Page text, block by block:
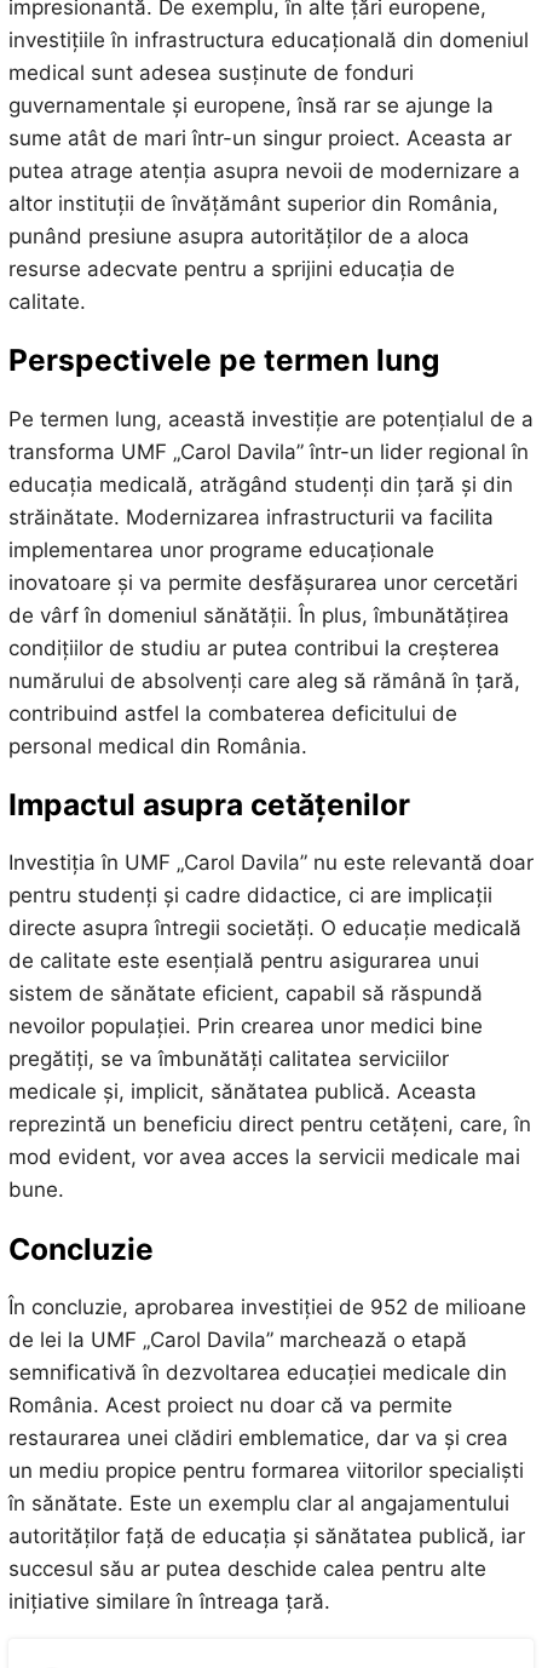
impresionantă. De exemplu, în alte țări europene,
investițiile în infrastructura educațională din domeniul
medical sunt adesea susținute de fonduri
guvernamentale și europene, însă rar se ajunge la
sume atât de mari într-un singur proiect. Aceasta ar
putea atrage atenția asupra nevoii de modernizare a
altor instituții de învățământ superior din România,
punând presiune asupra autorităților de a aloca
resurse adecvate pentru a sprijini educația de
calitate.
Perspectivele pe termen lung
Pe termen lung, această investiție are potențialul de a
transforma UMF „Carol Davila” într-un lider regional în
educația medicală, atrăgând studenți din țară și din
străinătate. Modernizarea infrastructurii va facilita
implementarea unor programe educaționale
inovatoare și va permite desfășurarea unor cercetări
de vârf în domeniul sănătății. În plus, îmbunătățirea
condițiilor de studiu ar putea contribui la creșterea
numărului de absolvenți care aleg să rămână în țară,
contribuind astfel la combaterea deficitului de
personal medical din România.
Impactul asupra cetățenilor
Investiția în UMF „Carol Davila” nu este relevantă doar
pentru studenți și cadre didactice, ci are implicații
directe asupra întregii societăți. O educație medicală
de calitate este esențială pentru asigurarea unui
sistem de sănătate eficient, capabil să răspundă
nevoilor populației. Prin crearea unor medici bine
pregătiți, se va îmbunătăți calitatea serviciilor
medicale și, implicit, sănătatea publică. Aceasta
reprezintă un beneficiu direct pentru cetățeni, care, în
mod evident, vor avea acces la servicii medicale mai
bune.
Concluzie
În concluzie, aprobarea investiției de 952 de milioane
de lei la UMF „Carol Davila” marchează o etapă
semnificativă în dezvoltarea educației medicale din
România. Acest proiect nu doar că va permite
restaurarea unei clădiri emblematice, dar va și crea
un mediu propice pentru formarea viitorilor specialiști
în sănătate. Este un exemplu clar al angajamentului
autorităților față de educația și sănătatea publică, iar
succesul său ar putea deschide calea pentru alte
inițiative similare în întreaga țară.